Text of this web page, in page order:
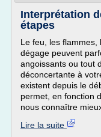
Interprétation
étapes
Le feu, les flammes,
dégage peuvent
angoissants ou tout
déconcertante à
existent depuis le
permet, en fonction
nous connaître
Lire la suite